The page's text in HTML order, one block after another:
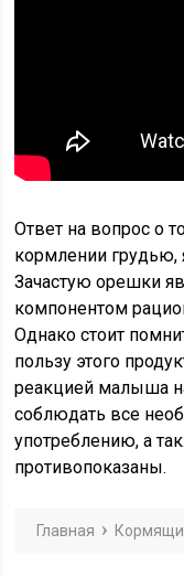
Ответ на вопрос о
кормлении грудью,
Зачастую орешки
компонентом
Однако стоит
пользу этого
реакцией малыша
соблюдать все
употреблению, а
противопоказаны.
Главная